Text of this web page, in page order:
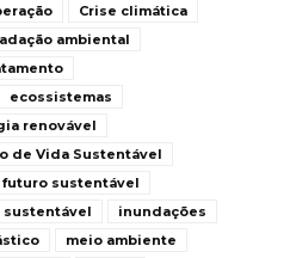
Crise climática
ambiental
ecossistemas
renovável
de Vida Sustentável
futuro sustentável
sustentável
inundações
meio ambiente